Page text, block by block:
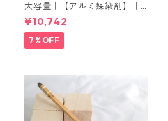
大容量｜【アルミ媒染剤】｜5
00g−3本入り｜塩化アルミニ
ウム
¥10,742
7%OFF